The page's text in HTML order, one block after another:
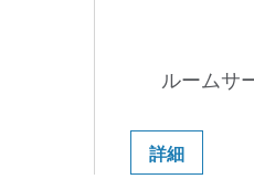
ルームサ
詳細